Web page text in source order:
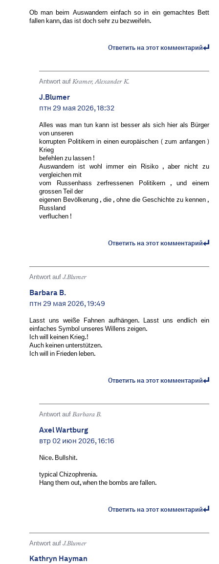
Ob man beim Auswandern einfach so in ein gemachtes Bett
fallen kann, das ist doch sehr zu bezweifeln.
Ответить на этот комментарий
Antwort auf Kramer, Alexander K.
J.Blumer
птн 29 мая 2026, 18:32
Alles was man tun kann ist besser als sich hier als Bürger
von unseren
korrupten Politikern in einen europäischen ( zum anfangen )
Krieg
befehlen zu lassen !
Auswandern ist wohl immer ein Risiko , aber nicht zu
vergleichen mit
vom Russenhass zerfressenen Politikern , und einem
grossen Teil der
eigenen Bevölkerung , die , ohne die Geschichte zu kennen ,
Russland
verfluchen !
Ответить на этот комментарий
Antwort auf J.Blumer
Barbara B.
птн 29 мая 2026, 19:49
Lasst uns weiße Fahnen aufhängen. Lasst uns endlich ein
einfaches Symbol unseres Willens zeigen.
Ich will keinen Krieg.!
Auch keinen unterstützen.
Ich will in Frieden leben.
Ответить на этот комментарий
Antwort auf Barbara B.
Axel Wartburg
втр 02 июн 2026, 16:16
Nice. Bullshit.
typical Chizophrenia.
Hang them out, when the bombs are fallen.
Ответить на этот комментарий
Antwort auf J.Blumer
Kathryn Hayman